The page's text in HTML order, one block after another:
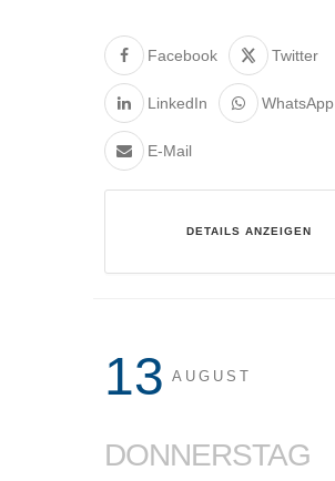
Facebook Twitter
LinkedIn WhatsApp
E-Mail
DETAILS ANZEIGEN
13 AUGUST
DONNERSTAG